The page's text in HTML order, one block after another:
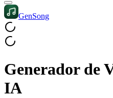
GenSong
Generador de
IA